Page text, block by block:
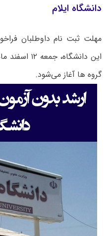
دانشگاه ایلام
مهلت ثبت نام داوطلبان
این
گروه ها آغاز می‌شود.